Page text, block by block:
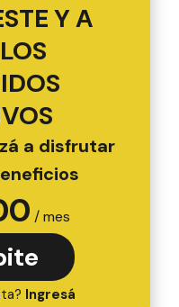
Y A
a disfrutar
/ mes
Ingresá